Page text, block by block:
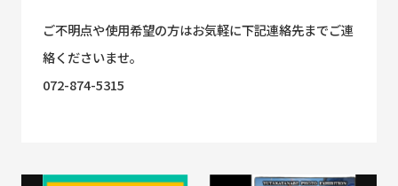
ご不明点や使用希望の方はお気軽に下記連絡先までご連
絡くださいませ。
072-874-5315